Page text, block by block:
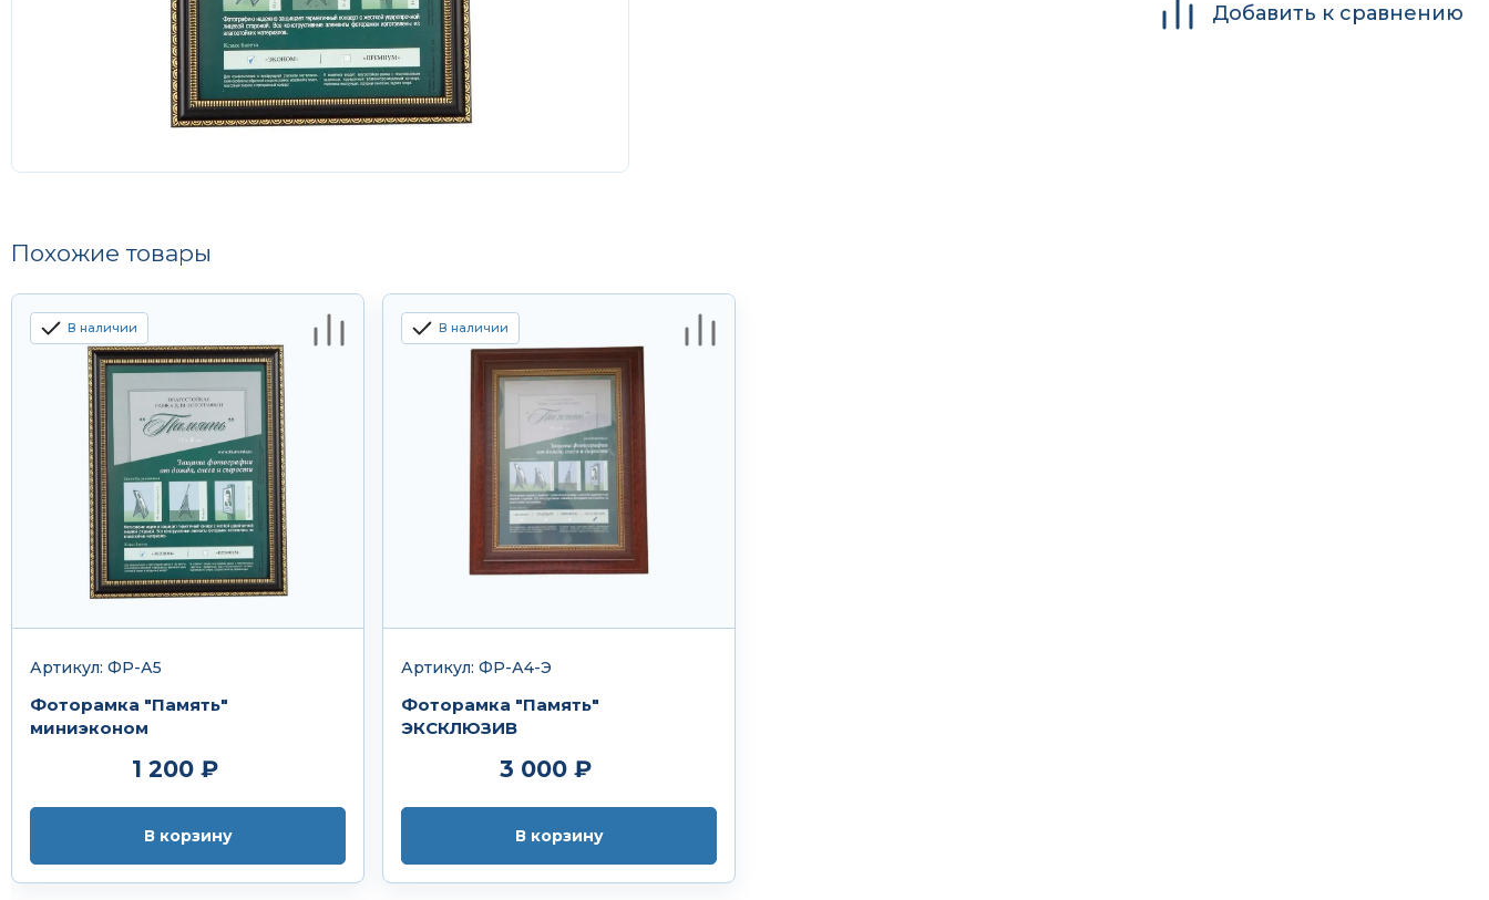
Добавить к сравнению
Похожие товары
В наличии
Артикул: ФР-А5
Фоторамка "Память"
миниэконом
1 200 ₽
В корзину
В наличии
Артикул: ФР-А4-Э
Фоторамка "Память"
ЭКСКЛЮЗИВ
3 000 ₽
В корзину